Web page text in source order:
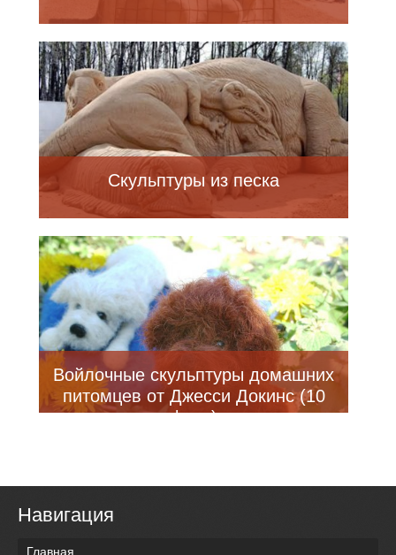
Скульптуры из песка
Войлочные скульптуры домашних
питомцев от Джесси Докинс (10
фото)
Навигация
Главная